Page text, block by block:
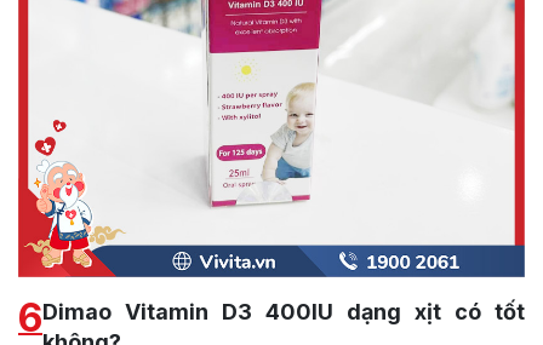
6Dimao Vitamin D3 400IU dạng xịt có tốt